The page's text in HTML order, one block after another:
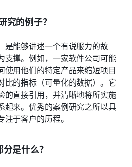
究的例子？
是能够讲述一个有说服力的故
支撑。例如，一家软件公司可能
使用他们的特定产品来缩短项目
比的指标（可量化的数据）。它
的直接引用，并清晰地将所实施
起来。优秀的案例研究之所以具
于客户的历程。
是什么？